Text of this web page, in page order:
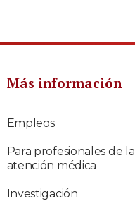
Más información
Empleos
Para profesionales de la
atención médica
Investigación